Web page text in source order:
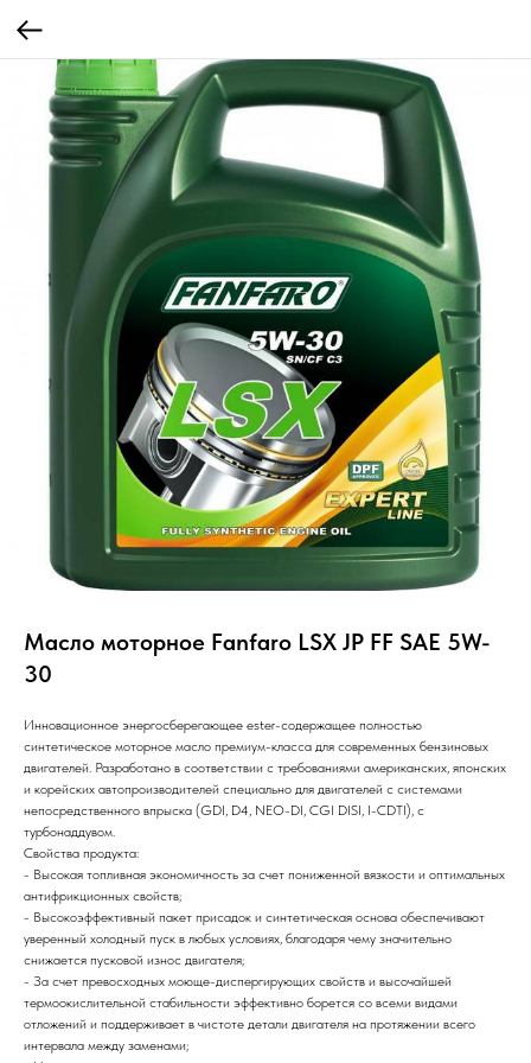
Масло моторное Fanfaro LSX JP FF SAE 5W-
30
Инновационное энергосберегающее ester-содержащее полностью
синтетическое моторное масло премиум-класса для современных бензиновых
двигателей. Разработано в соответствии с требованиями американских, японских
и корейских автопроизводителей специально для двигателей с системами
непосредственного впрыска (GDI, D4, NEO-DI, CGI DISI, I-CDTI), с
турбонаддувом.
Свойства продукта:
- Высокая топливная экономичность за счет пониженной вязкости и оптимальных
антифрикционных свойств;
- Высокоэффективный пакет присадок и синтетическая основа обеспечивают
уверенный холодный пуск в любых условиях, благодаря чему значительно
снижается пусковой износ двигателя;
- За счет превосходных моюще-диспергирующих свойств и высочайшей
термоокислительной стабильности эффективно борется со всеми видами
отложений и поддерживает в чистоте детали двигателя на протяжении всего
интервала между заменами;